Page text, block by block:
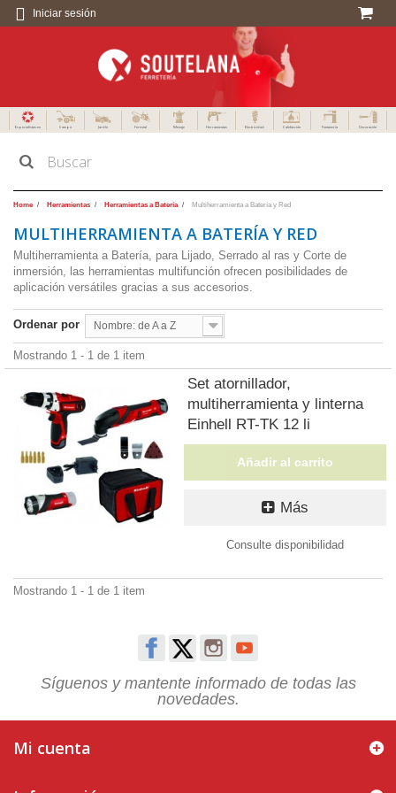
Iniciar sesión
Especialistas en Campo Jardín Forestal Menaje Herramientas Electricidad Calefacción Fontanería Decoración
Home Herramientas Herramientas a Batería Multiherramienta a Batería y Red
MULTIHERRAMIENTA A BATERÍA Y RED
Multiherramienta a Batería, para Lijado, Serrado al ras y Corte de
inmersión, las herramientas multifunción ofrecen posibilidades de
aplicación versátiles gracias a sus accesorios.
Ordenar por Nombre: de A a Z
Mostrando 1 - 1 de 1 item
Set atornillador,
multiherramienta y linterna
Einhell RT-TK 12 li
Añadir al carrito
Más
Consulte disponibilidad
Mostrando 1 - 1 de 1 item
Síguenos y mantente informado de todas las
novedades.
Mi cuenta